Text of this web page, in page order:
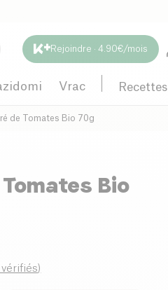
Rejoindre · 4.90€/mois
Vrac Recettes
de Tomates Bio 70g
Bio
vérifiés)